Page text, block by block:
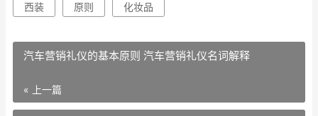
西装 原则 化妆品
汽车营销礼仪的基本原则 汽车营销礼仪名词解释
« 上一篇